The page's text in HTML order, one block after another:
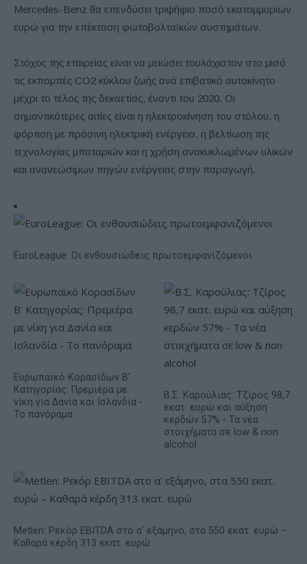
Mercedes-Benz θα επενδύσει τριψήφιο ποσό εκατομμυρίων
ευρώ για την επέκταση φωτοβολταϊκών συστημάτων.
Στόχος της εταιρείας είναι να μειώσει τουλάχιστον στο μισό
τις εκπομπές CO2 κύκλου ζωής ανά επιβατικό αυτοκίνητο
μέχρι το τέλος της δεκαετίας, έναντι του 2020. Οι
σημαντικότερες αιτίες είναι η ηλεκτροκίνηση του στόλου, η
φόρτιση με πράσινη ηλεκτρική ενέργεια, η βελτίωση της
τεχνολογίας μπαταριών και η χρήση ανακυκλωμένων υλικών
και ανανεώσιμων πηγών ενέργειας στην παραγωγή.
EuroLeague: Οι ενθουσιώδεις πρωτοεμφανιζόμενοι
Ευρωπαϊκό Κορασίδων Β'
Κατηγορίας: Πρεμιέρα με
νίκη για Δανία και Ισλανδία -
Το πανόραμα
Β.Σ. Καρούλιας: Τζίρος 98,7
εκατ. ευρώ και αύξηση
κερδών 57% - Τα νέα
στοιχήματα σε low & non
alcohol
Metlen: Ρεκόρ EBITDA στο α' εξάμηνο, στα 550 εκατ. ευρώ –
Καθαρά κέρδη 313 εκατ. ευρώ